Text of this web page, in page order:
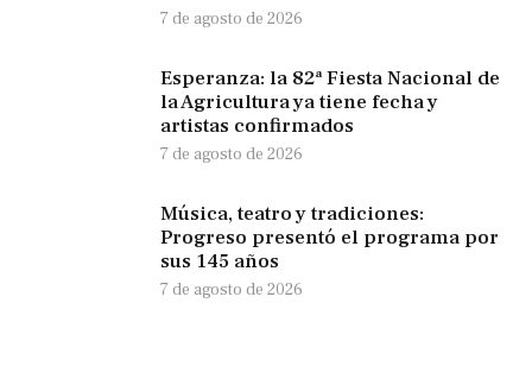
7 de agosto de 2026
Esperanza: la 82ª Fiesta Nacional de
la Agricultura ya tiene fecha y
artistas confirmados
7 de agosto de 2026
Música, teatro y tradiciones:
Progreso presentó el programa por
sus 145 años
7 de agosto de 2026